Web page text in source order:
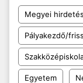
Megyei hirdetés
Pályakezdő/
Egyetem